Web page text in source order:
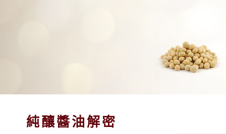
純釀醬油解密